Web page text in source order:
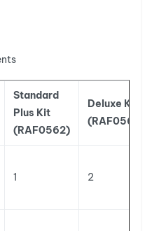
Standard
Plus Kit
(RAF0562)
Deluxe Kit
(RAF0563)
1 2